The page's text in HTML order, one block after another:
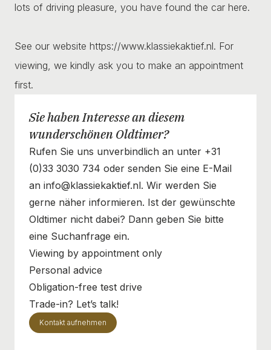
lots of driving pleasure, you have found the car here.
See our website https://www.klassiekaktief.nl. For
viewing, we kindly ask you to make an appointment
first.
Sie haben Interesse an diesem
wunderschönen Oldtimer?
Rufen Sie uns unverbindlich an unter +31
(0)33 3030 734 oder senden Sie eine E-Mail
an info@klassiekaktief.nl. Wir werden Sie
gerne näher informieren. Ist der gewünschte
Oldtimer nicht dabei? Dann geben Sie bitte
eine Suchanfrage ein.
Viewing by appointment only
Personal advice
Obligation-free test drive
Trade-in? Let’s talk!
Kontakt aufnehmen